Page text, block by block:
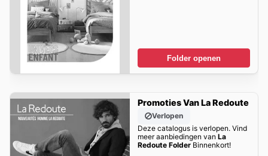
Folder openen
Promoties Van La Redoute
Verlopen
Deze catalogus is verlopen. Vind
meer aanbiedingen van La
Redoute FolderBinnenkort!